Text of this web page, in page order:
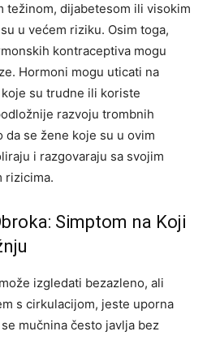
težinom, dijabetesom ili visokim
u većem riziku. Osim toga,
kontraceptiva mogu
Hormoni mogu uticati na
su trudne ili koriste
razvoju trombnih
da se žene koje su u ovim
i razgovaraju sa svojim
rizicima.
Simptom na Koji
izgledati bezazleno, ali
s cirkulacijom, jeste uporna
mučnina često javlja bez